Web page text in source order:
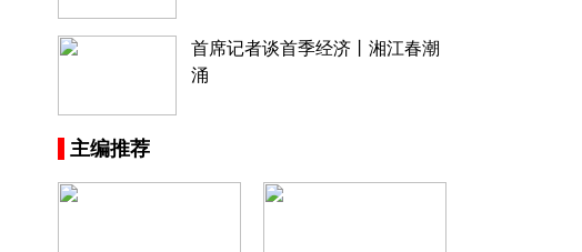
首席记者谈首季经济丨湘江春潮
涌
主编推荐